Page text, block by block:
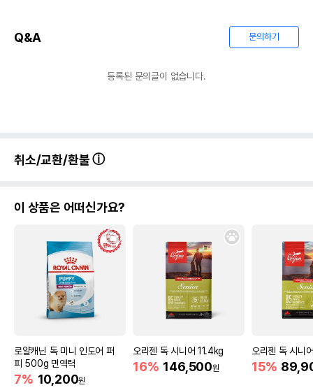
Q&A 문의하기
등록된 문의글이 없습니다.
취소/교환/환불
이 상품은 어떠신가요?
로얄캐닌 독 미니 인도어 퍼
피 500g 면역력
7% 10,200원
오리젠 독 시니어 11.4kg
16% 146,500원
오리젠 독 시니
15%